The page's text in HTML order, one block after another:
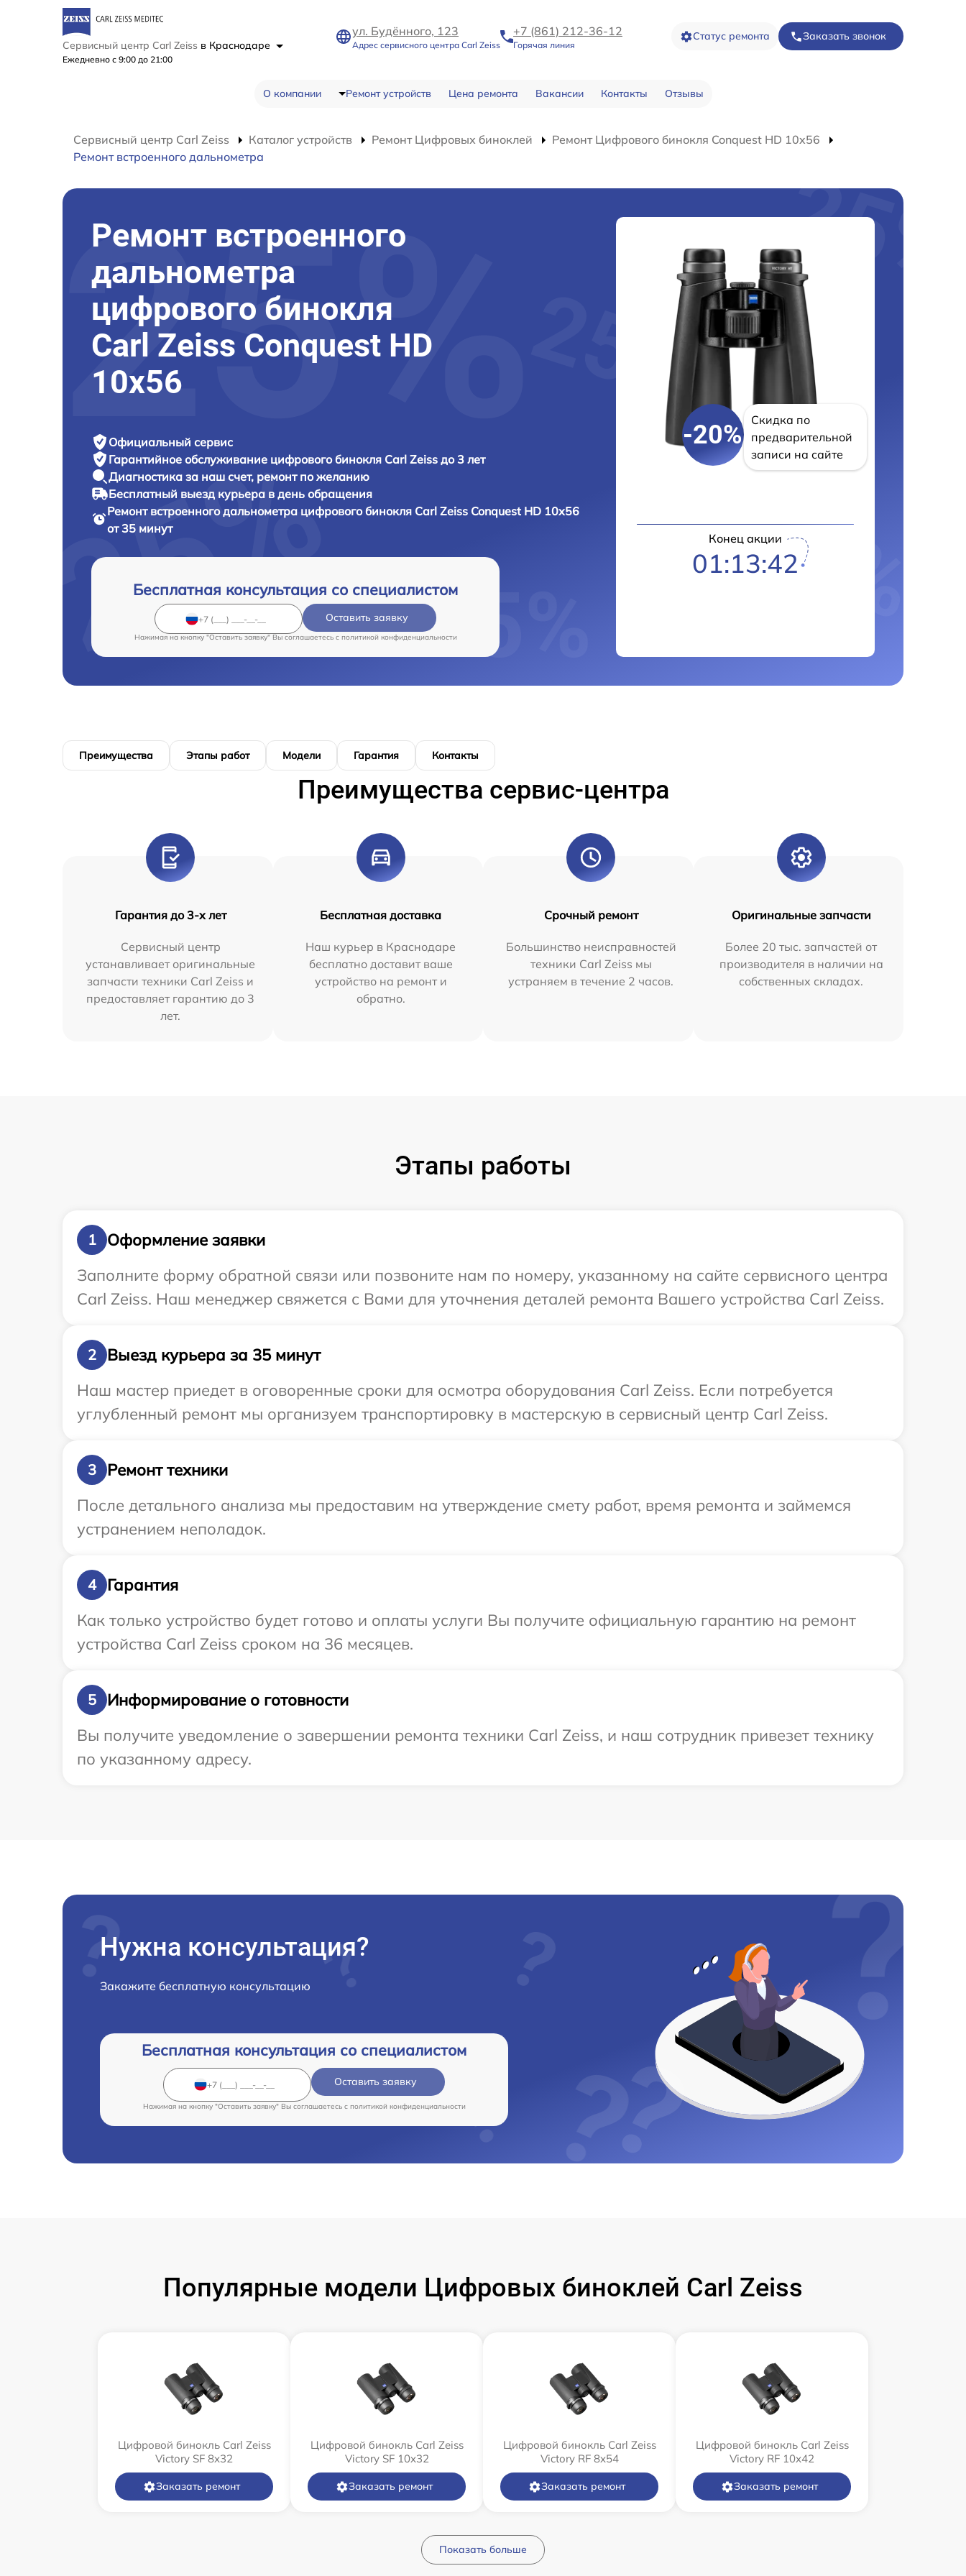
Сервисный центр Carl Zeiss в Краснодаре
Ежедневно с 9:00 до 21:00
ул. Будённого, 123
Адрес сервисного центра Carl Zeiss
+7 (861) 212-36-12
Горячая линия
Статус ремонта Заказать звонок
О компании Ремонт устройств Цена ремонта Вакансии Контакты Отзывы
Сервисный центр Carl Zeiss Каталог устройств Ремонт Цифровых биноклей
Ремонт Цифрового бинокля Conquest HD 10x56
Ремонт встроенного дальнометра
Ремонт встроенного
дальнометра
цифрового бинокля
Carl Zeiss Conquest HD
10x56
Официальный сервис
Гарантийное обслуживание цифрового бинокля Carl Zeiss до 3 лет
Диагностика за наш счет, ремонт по желанию
Бесплатный выезд курьера в день обращения
Ремонт встроенного дальнометра цифрового бинокля Carl Zeiss Conquest HD 10x56
от 35 минут
Бесплатная консультация со специалистом
Оставить заявку
Нажимая на кнопку "Оставить заявку" Вы соглашаетесь c политикой конфиденциальности
-20%
Скидка по
предварительной
записи на сайте
Конец акции
01:13:42
Преимущества Этапы работ Модели Гарантия Контакты
Преимущества сервис-центра
Гарантия до 3-х лет
Сервисный центр
устанавливает оригинальные
запчасти техники Carl Zeiss и
предоставляет гарантию до 3
лет.
Бесплатная доставка
Наш курьер в Краснодаре
бесплатно доставит ваше
устройство на ремонт и
обратно.
Срочный ремонт
Большинство неисправностей
техники Carl Zeiss мы
устраняем в течение 2 часов.
Оригинальные запчасти
Более 20 тыс. запчастей от
производителя в наличии на
собственных складах.
Этапы работы
1
Оформление заявки
Заполните форму обратной связи или позвоните нам по номеру, указанному на сайте сервисного центра
Carl Zeiss. Наш менеджер свяжется с Вами для уточнения деталей ремонта Вашего устройства Carl Zeiss.
2
Выезд курьера за 35 минут
Наш мастер приедет в оговоренные сроки для осмотра оборудования Carl Zeiss. Если потребуется
углубленный ремонт мы организуем транспортировку в мастерскую в сервисный центр Carl Zeiss.
3
Ремонт техники
После детального анализа мы предоставим на утверждение смету работ, время ремонта и займемся
устранением неполадок.
4
Гарантия
Как только устройство будет готово и оплаты услуги Вы получите официальную гарантию на ремонт
устройства Carl Zeiss сроком на 36 месяцев.
5
Информирование о готовности
Вы получите уведомление о завершении ремонта техники Carl Zeiss, и наш сотрудник привезет технику
по указанному адресу.
Нужна консультация?
Закажите бесплатную консультацию
Бесплатная консультация со специалистом
Оставить заявку
Нажимая на кнопку "Оставить заявку" Вы соглашаетесь c политикой конфиденциальности
Популярные модели Цифровых биноклей Carl Zeiss
Цифровой бинокль Carl Zeiss
Victory SF 8x32
Заказать ремонт
Цифровой бинокль Carl Zeiss
Victory SF 10x32
Заказать ремонт
Цифровой бинокль Carl Zeiss
Victory RF 8x54
Заказать ремонт
Цифровой бинокль Carl Zeiss
Victory RF 10x42
Заказать ремонт
Показать больше